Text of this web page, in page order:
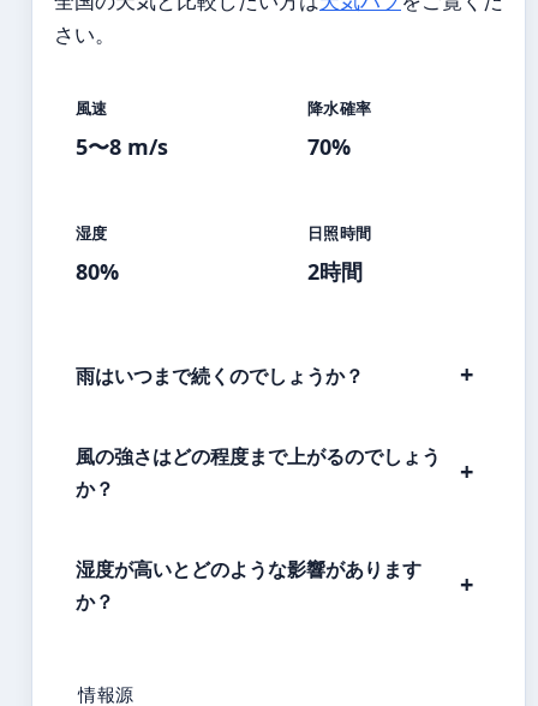
さい。
風速
5〜8 m/s
降水確率
70%
湿度
80%
日照時間
2時間
雨はいつまで続くのでしょうか？
風の強さはどの程度まで上がるのでしょう
か？
湿度が高いとどのような影響があります
か？
情報源